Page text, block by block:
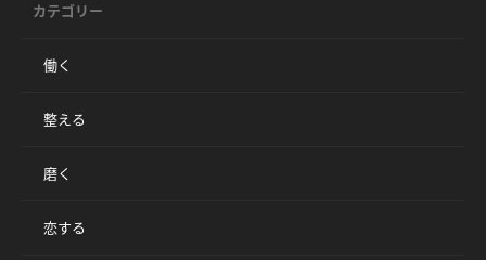
カテゴリー
働く
整える
磨く
恋する